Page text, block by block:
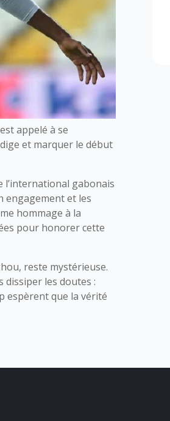
appelé à se
et marquer le début
l’international gabonais
engagement et les
hommage à la
pour honorer cette
reste mystérieuse.
dissiper les doutes :
espèrent que la vérité